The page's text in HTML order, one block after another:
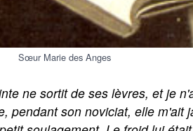
Sœur Marie des Anges
ne sortit de ses lèvres, et je
pendant son noviciat, elle m'ait